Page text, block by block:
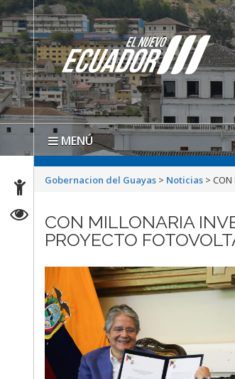
MENÚ
Gobernacion del Guayas > Noticias >CON
CON MILLONARIA
PROYECTO